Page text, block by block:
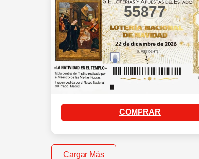
55877
COMPRAR
Cargar Más